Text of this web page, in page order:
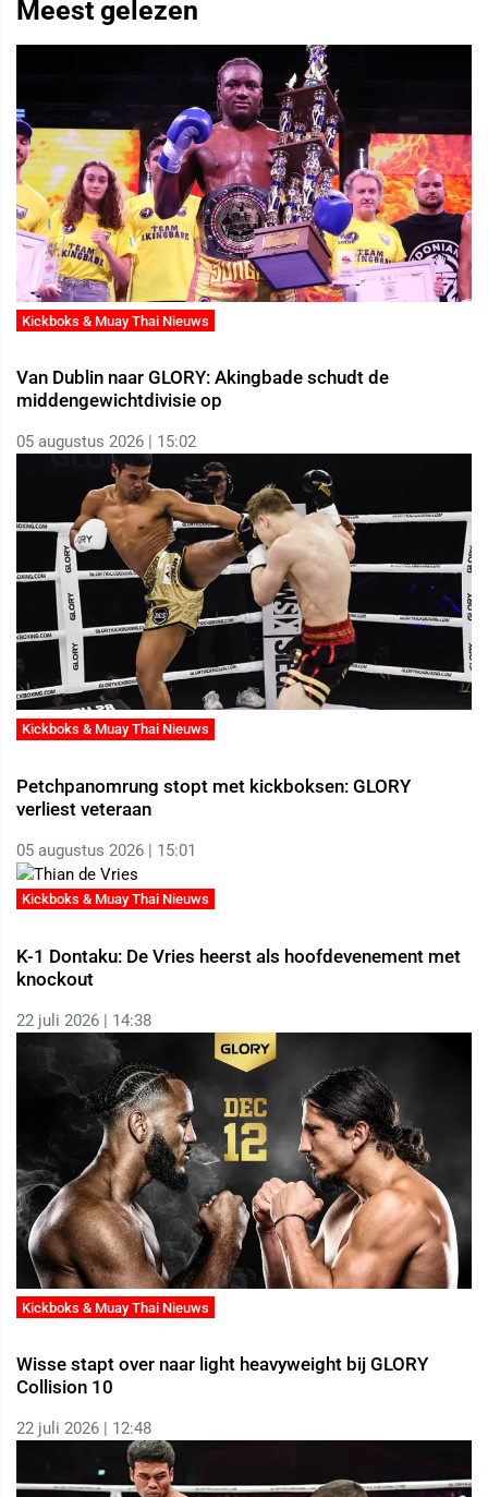
Meest gelezen
Kickboks & Muay Thai Nieuws
Van Dublin naar GLORY: Akingbade schudt de
middengewichtdivisie op
05 augustus 2026 | 15:02
Kickboks & Muay Thai Nieuws
Petchpanomrung stopt met kickboksen: GLORY
verliest veteraan
05 augustus 2026 | 15:01
Kickboks & Muay Thai Nieuws
K-1 Dontaku: De Vries heerst als hoofdevenement met
knockout
22 juli 2026 | 14:38
Kickboks & Muay Thai Nieuws
Wisse stapt over naar light heavyweight bij GLORY
Collision 10
22 juli 2026 | 12:48